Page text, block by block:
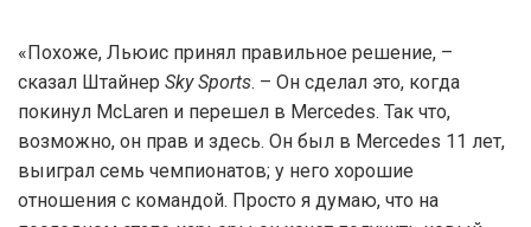
«Похоже, Льюис принял правильное решение, –
сказал Штайнер Sky Sports. – Он сделал это, когда
покинул McLaren и перешел в Mercedes. Так что,
возможно, он прав и здесь. Он был в Mercedes 11 лет,
выиграл семь чемпионатов; у него хорошие
отношения с командой. Просто я думаю, что на